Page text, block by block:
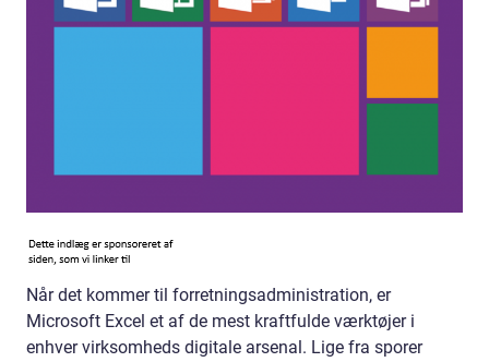
Når det kommer til forretningsadministration, er
Microsoft Excel et af de mest kraftfulde værktøjer i
enhver virksomheds digitale arsenal. Lige fra sporer